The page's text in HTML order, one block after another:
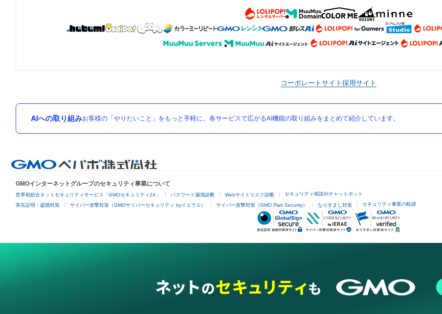
コーポレートサイト採用サイト
AIへの取り組みお客様の「やりたいこと」をもっと手軽に。各サービスで広がるAI機能の取り組みをまとめて紹介しています。
GMOインターネットグループのセキュリティ事業について
世界初総合ネットセキュリティサービス「GMOセキュリティ24」 パスワード漏洩診断 Webサイトリスク診断 セキュリティ相談AIチャットボット
実在証明・盗聴対策 サイバー攻撃対策（GMOサイバーセキュリティ byイエラエ） サイバー攻撃対策（GMO Flatt Security） なりすまし対策 セキュリティ事業の軌跡